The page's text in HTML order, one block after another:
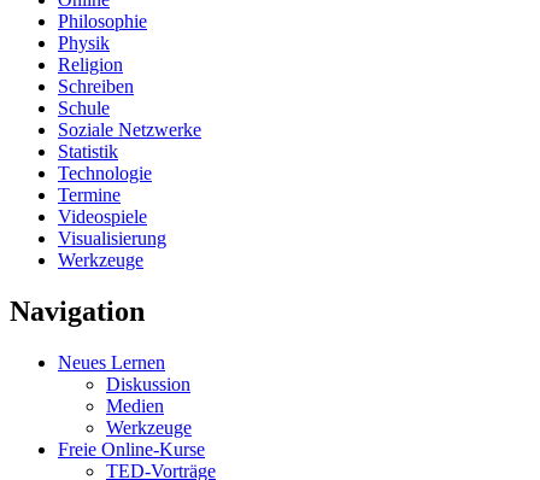
Philosophie
Physik
Religion
Schreiben
Schule
Soziale Netzwerke
Statistik
Technologie
Termine
Videospiele
Visualisierung
Werkzeuge
Navigation
Neues Lernen
Diskussion
Medien
Werkzeuge
Freie Online-Kurse
TED-Vorträge